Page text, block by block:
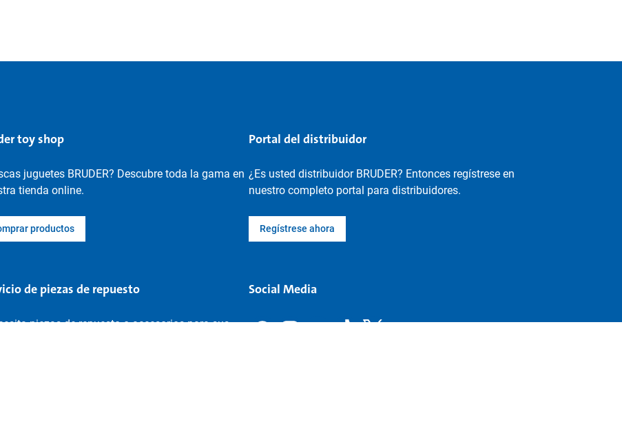
toy shop
juguetes BRUDER? Descubre toda la gama en
tienda online.
productos
de piezas de repuesto
piezas de repuesto o accesorios para sus
Portal del distribuidor
¿Es usted distribuidor BRUDER? Entonces regístrese en
nuestro completo portal para distribuidores.
Regístrese ahora
Social Media